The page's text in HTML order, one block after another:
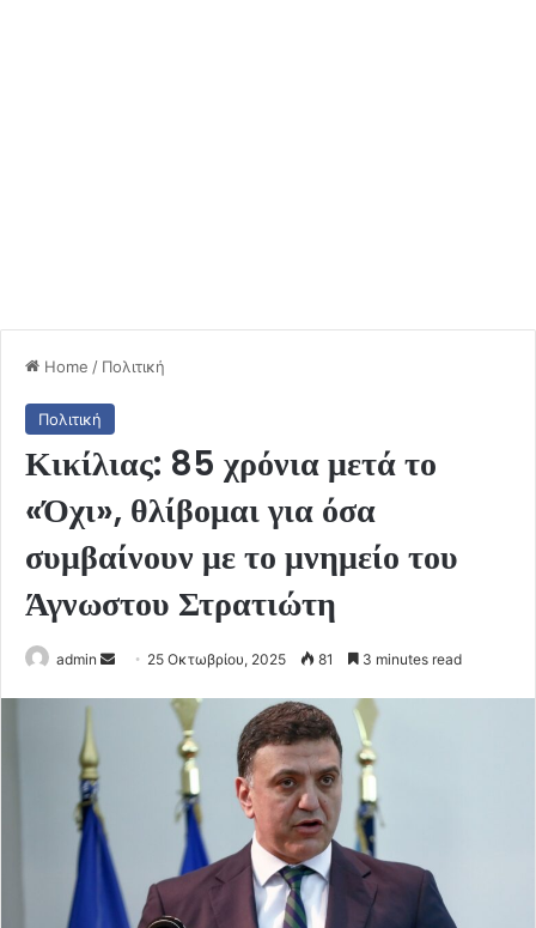
Home / Πολιτική
Πολιτική
Κικίλιας: 85 χρόνια μετά το
«Όχι», θλίβομαι για όσα
συμβαίνουν με το μνημείο του
Άγνωστου Στρατιώτη
admin
Send 25 Οκτωβρίου, 2025 81 3 minutes read